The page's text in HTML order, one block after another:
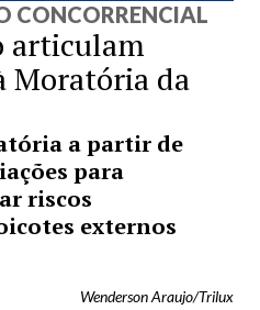
CONCORRENCIAL
articulam
Moratória da
a partir de
para
riscos
externos
Wenderson Araujo/Trilux